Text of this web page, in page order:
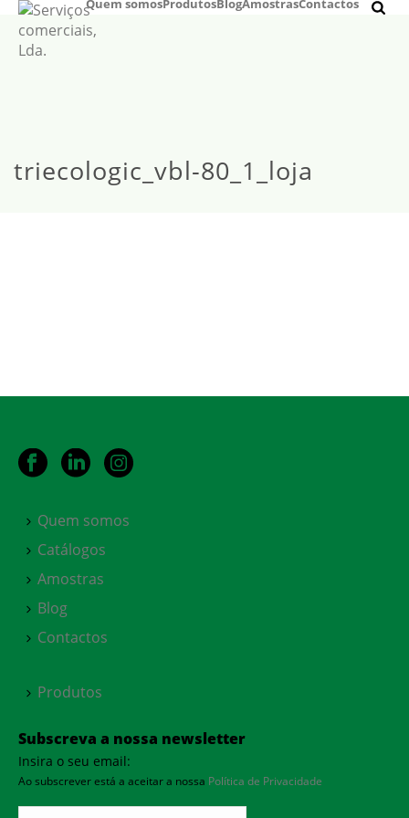
Quem somosProdutosBlogAmostrasContactos
triecologic_vbl-80_1_loja
Quem somos
Catálogos
Amostras
Blog
Contactos
Produtos
Subscreva a nossa newsletter
Insira o seu email:
Ao subscrever está a aceitar a nossa Política de Privacidade